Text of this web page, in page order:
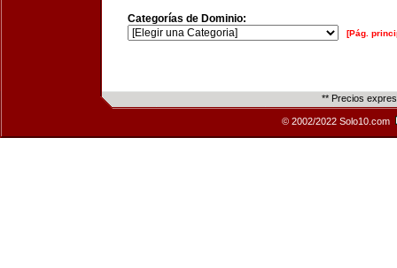
Categorías de Dominio:
[Pág.
** Precios
© 2002/2022 Solo10.com